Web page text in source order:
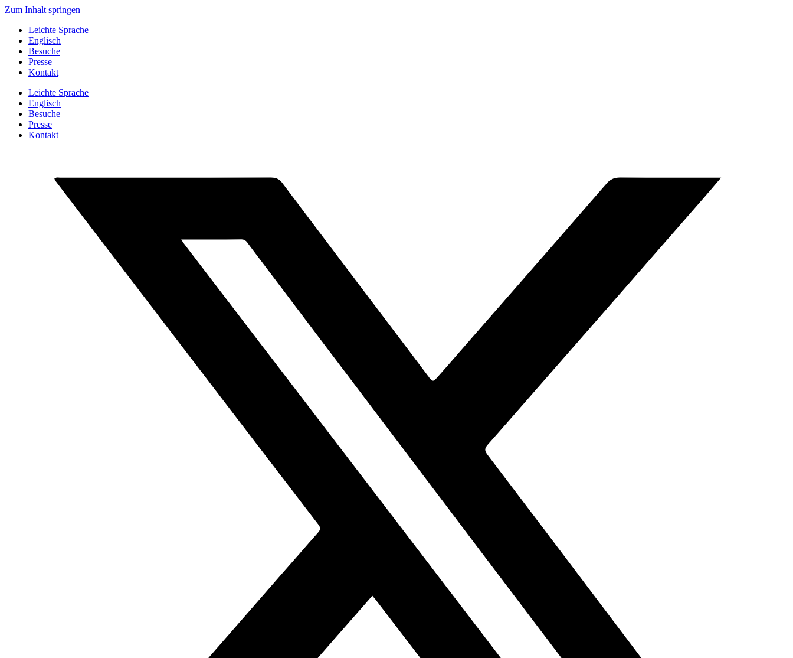
Zum Inhalt springen
Leichte Sprache
Englisch
Besuche
Presse
Kontakt
Leichte Sprache
Englisch
Besuche
Presse
Kontakt